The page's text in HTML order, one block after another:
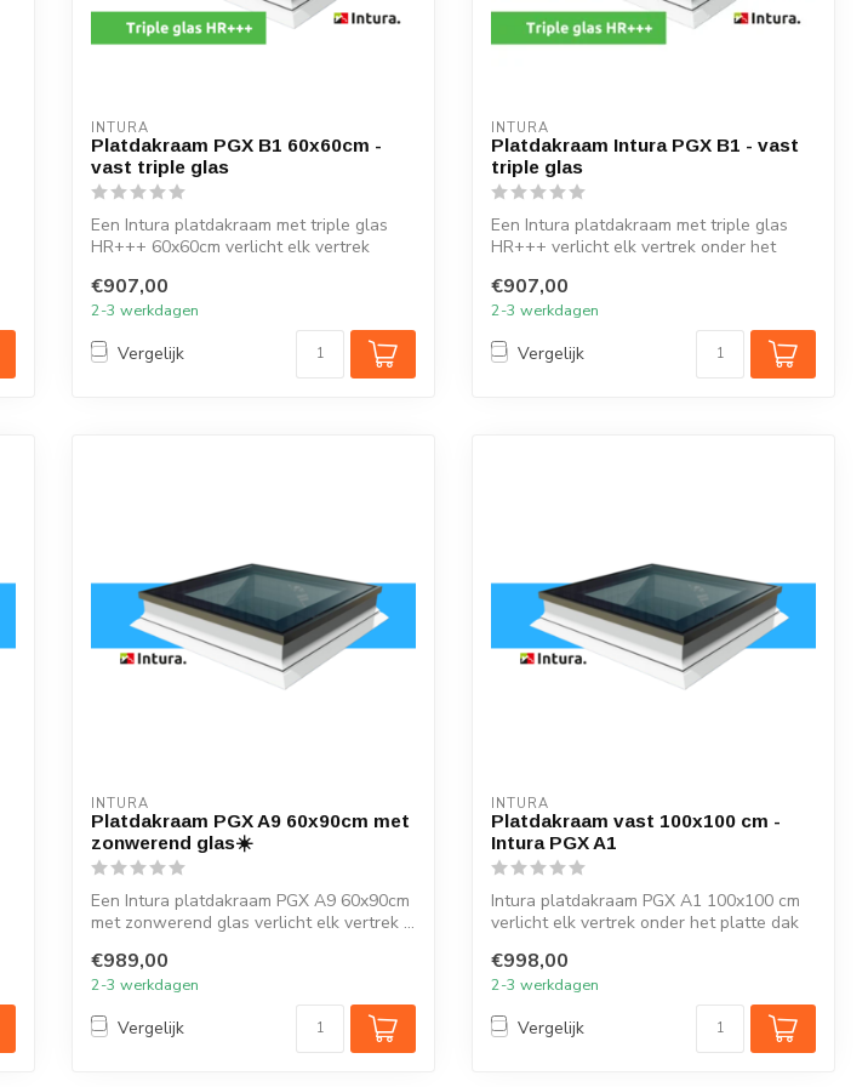
INTURA
Platdakraam PGX B1 60x60cm -
vast triple glas
Een Intura platdakraam met triple glas
HR+++ 60x60cm verlicht elk vertrek
€907,00
2-3 werkdagen
Vergelijk
INTURA
Platdakraam Intura PGX B1 - vast
triple glas
Een Intura platdakraam met triple glas
HR+++ verlicht elk vertrek onder het
€907,00
2-3 werkdagen
Vergelijk
INTURA
Platdakraam PGX A9 60x90cm met
zonwerend glas☀️
Een Intura platdakraam PGX A9 60x90cm
met zonwerend glas verlicht elk vertrek ...
€989,00
2-3 werkdagen
Vergelijk
INTURA
Platdakraam vast 100x100 cm -
Intura PGX A1
Intura platdakraam PGX A1 100x100 cm
verlicht elk vertrek onder het platte dak
€998,00
2-3 werkdagen
Vergelijk